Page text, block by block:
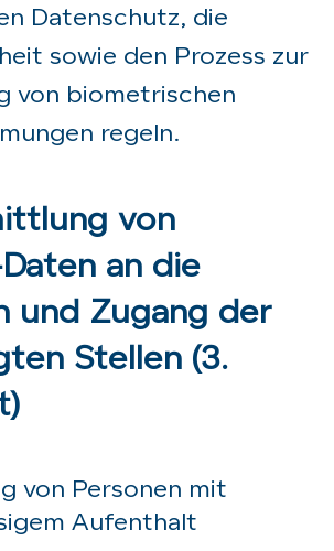
Datenschutz, die
sowie den Prozess zur
von biometrischen
regeln.
von
an die
und Zugang der
Stellen (3.
von Personen mit
Aufenthalt